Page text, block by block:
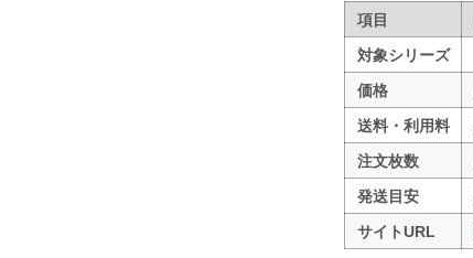
項目
対象シリーズ
価格
送料・利用料
注文枚数
発送目安
サイトURL